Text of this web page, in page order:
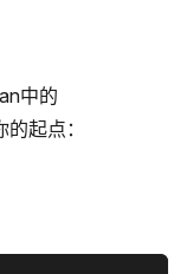
中的
起点：